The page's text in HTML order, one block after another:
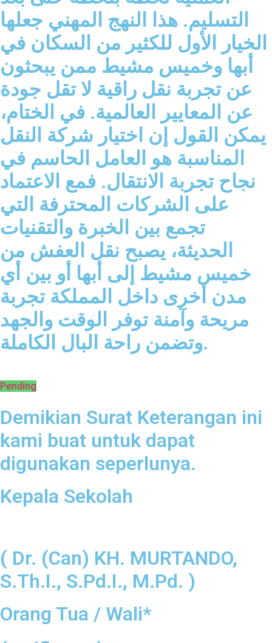
التسليم. هذا النهج المهني جعلها
الخيار الأول للكثير من السكان في
أبها وخميس مشيط ممن يبحثون
عن تجربة نقل راقية لا تقل جودة
عن المعايير العالمية. في الختام،
يمكن القول إن اختيار شركة النقل
المناسبة هو العامل الحاسم في
نجاح تجربة الانتقال. فمع الاعتماد
على الشركات المحترفة التي
تجمع بين الخبرة والتقنيات
الحديثة، يصبح نقل العفش من
خميس مشيط إلى أبها أو بين أي
مدن أخرى داخل المملكة تجربة
مريحة وآمنة توفر الوقت والجهد
وتضمن راحة البال الكاملة.
Pending
Demikian Surat Keterangan ini
kami buat untuk dapat
digunakan seperlunya.
Kepala Sekolah
( Dr. (Can) KH. MURTANDO,
S.Th.I., S.Pd.I., M.Pd. )
Orang Tua / Wali*